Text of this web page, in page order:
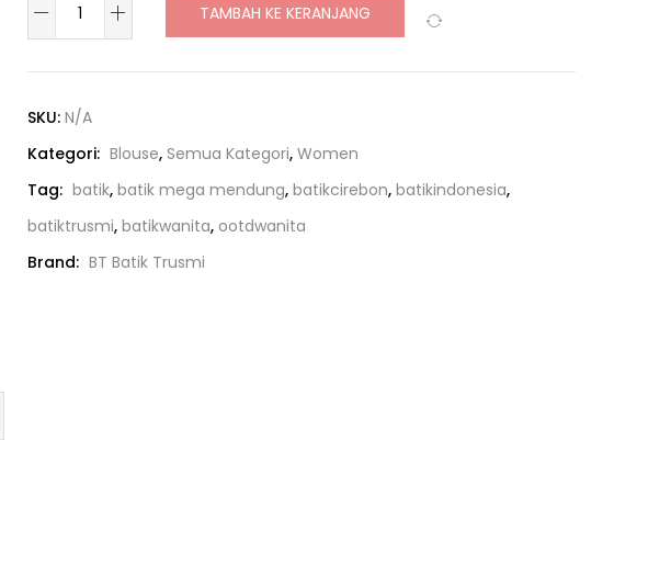
TAMBAH KE KERANJANG
SKU: N/A
Kategori: Blouse, Semua Kategori, Women
Tag: batik, batik mega mendung, batikcirebon, batikindonesia,
batiktrusmi, batikwanita, ootdwanita
Brand: BT Batik Trusmi